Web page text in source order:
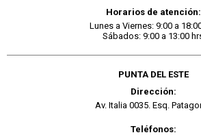
Horarios de atención:
Lunes a Viernes: 9:00 a
Sábados: 9:00 a 13:00
PUNTA DEL ESTE
Dirección:
Av. Italia 0035. Esq.
Teléfonos: